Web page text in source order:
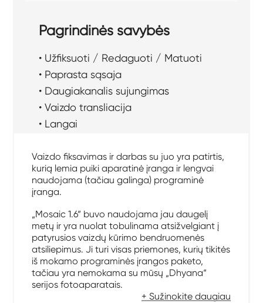
Pagrindinės savybės
• Užfiksuoti / Redaguoti / Matuoti
• Paprasta sąsaja
• Daugiakanalis sujungimas
• Vaizdo transliacija
• Langai
Vaizdo fiksavimas ir darbas su juo yra patirtis,
kurią lemia puiki aparatinė įranga ir lengvai
naudojama (tačiau galinga) programinė
įranga.
„Mosaic 1.6“ buvo naudojama jau daugelį
metų ir yra nuolat tobulinama atsižvelgiant į
patyrusios vaizdų kūrimo bendruomenės
atsiliepimus. Ji turi visas priemones, kurių tikitės
iš mokamo programinės įrangos paketo,
tačiau yra nemokama su mūsų „Dhyana“
serijos fotoaparatais.
+ Sužinokite daugiau